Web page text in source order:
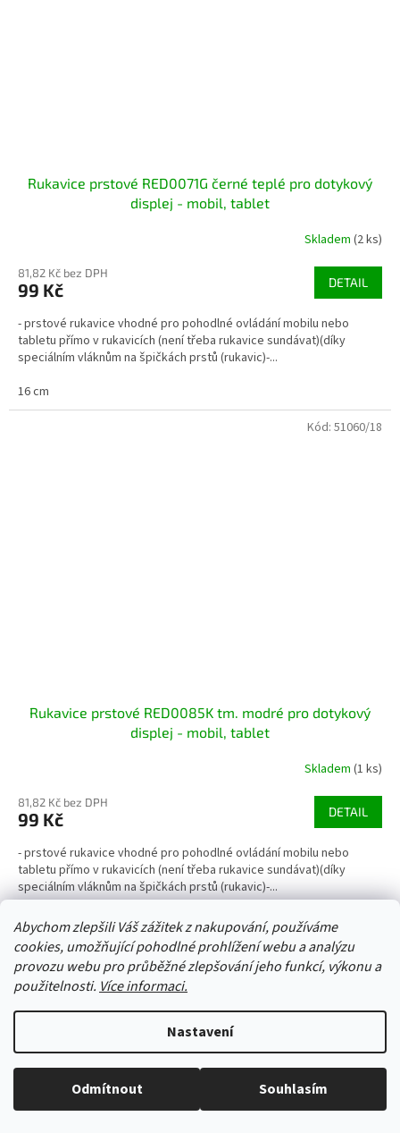
Abychom zlepšili Váš zážitek z nakupování, používáme
cookies, umožňující pohodlné prohlížení webu a analýzu
provozu webu pro průběžné zlepšování jeho funkcí, výkonu a
použitelnosti. Více informaci.
Nastavení
Odmítnout Souhlasím
Rukavice prstové RED0071G černé teplé pro dotykový
displej - mobil, tablet
Skladem (2 ks)
81,82 Kč bez DPH
99 Kč DETAIL
- prstové rukavice vhodné pro pohodlné ovládání mobilu nebo
tabletu přímo v rukavicích (není třeba rukavice sundávat)(díky
speciálním vláknům na špičkách prstů (rukavic)-...
16 cm
Rukavice prstové RED0085K tm. modré pro dotykový
displej - mobil, tablet
Skladem (1 ks)
81,82 Kč bez DPH
99 Kč DETAIL
- prstové rukavice vhodné pro pohodlné ovládání mobilu nebo
tabletu přímo v rukavicích (není třeba rukavice sundávat)(díky
speciálním vláknům na špičkách prstů (rukavic)-...
18 cm
20 cm
Kód: 51060/18
Kód:51057/20